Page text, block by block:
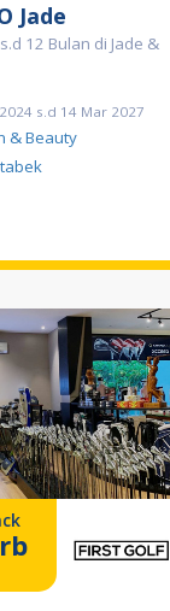
Jade
12 Bulan di Jade &
s.d 14 Mar 2027
& Beauty